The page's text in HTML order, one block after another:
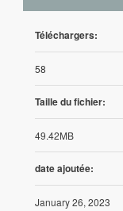
Téléchargers:
58
Taille du fichier:
49.42MB
date ajoutée:
January 26, 2023